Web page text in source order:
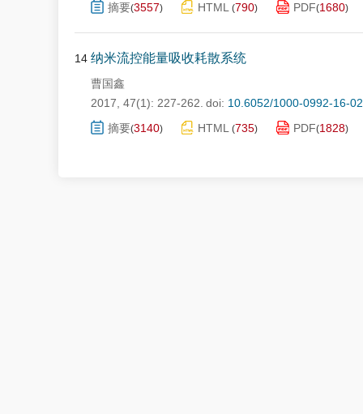
摘要(3557) HTML (790) PDF(1680)
14 纳米流控能量吸收耗散系统
曹国鑫
2017, 47(1): 227-262. doi: 10.6052/1000-0992-16-
摘要(3140) HTML (735) PDF(1828)